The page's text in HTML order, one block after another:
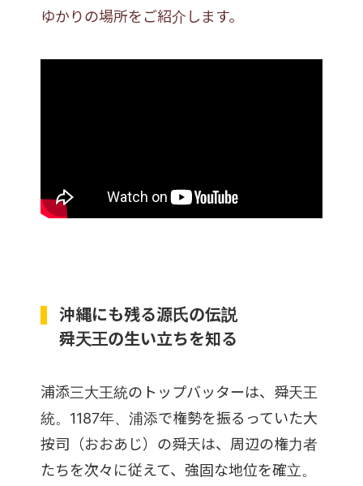
ゆかりの場所をご紹介します。
沖縄にも残る源氏の伝説
舜天王の生い立ちを知る
浦添三大王統のトップバッターは、舜天王
統。1187年、浦添で権勢を振るっていた大
按司（おおあじ）の舜天は、周辺の権力者
たちを次々に従えて、強固な地位を確立。